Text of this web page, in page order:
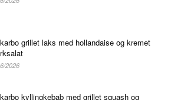
grillet laks med hollandaise og kremet
2026
kyllingkebab med grillet squash og